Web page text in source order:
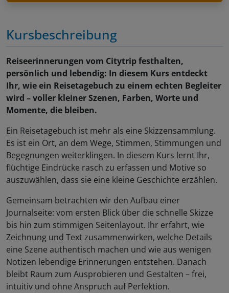
Kursbeschreibung
Reiseerinnerungen vom Citytrip festhalten,
persönlich und lebendig: In diesem Kurs entdeckt
Ihr, wie ein Reisetagebuch zu einem echten Begleiter
wird – voller kleiner Szenen, Farben, Worte und
Momente, die bleiben.
Ein Reisetagebuch ist mehr als eine Skizzensammlung.
Es ist ein Ort, an dem Wege, Stimmen, Stimmungen und
Begegnungen weiterklingen. In diesem Kurs lernt Ihr,
flüchtige Eindrücke rasch zu erfassen und Motive so
auszuwählen, dass sie eine kleine Geschichte erzählen.
Gemeinsam betrachten wir den Aufbau einer
Journalseite: vom ersten Blick über die schnelle Skizze
bis hin zum stimmigen Seitenlayout. Ihr erfahrt, wie
Zeichnung und Text zusammenwirken, welche Details
eine Szene authentisch machen und wie aus wenigen
Notizen lebendige Erinnerungen entstehen. Danach
bleibt Raum zum Ausprobieren und Gestalten – frei,
intuitiv und ohne Anspruch auf Perfektion.